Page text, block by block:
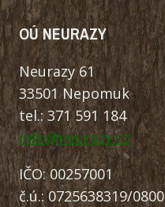
OÚ NEURAZY
Neurazy 61
33501 Nepomuk
tel.: 371 591 184
info@neurazy.cz
IČO: 00257001
č.ú.: 0725638319/0800